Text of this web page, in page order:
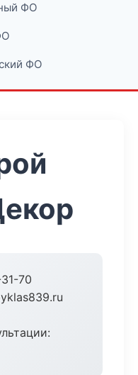
ФО
ФО
70